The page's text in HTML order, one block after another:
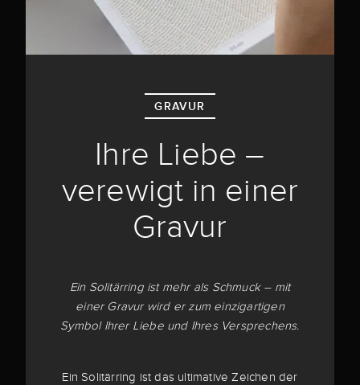
GRAVUR
Ihre Liebe –
verewigt in einer
Gravur
Ein Solitärring ist mehr als Schmuck – mit
einer Gravur wird er zum einzigartigen
Symbol Ihrer Liebe und Ihres Versprechens.
Ein Solitärring ist das ultimative Zeichen der